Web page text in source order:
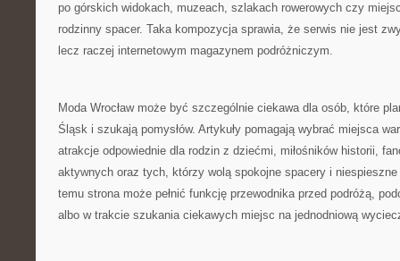
po górskich widokach, muzeach, szlakach rowerowych czy
rodzinny spacer. Taka kompozycja sprawia, że serwis nie jest
lecz raczej internetowym magazynem podróżniczym.
Moda Wrocław może być szczególnie ciekawa dla osób, które
Śląsk i szukają pomysłów. Artykuły pomagają wybrać miejsca
atrakcje odpowiednie dla rodzin z dziećmi, miłośników historii,
aktywnych oraz tych, którzy wolą spokojne spacery i
temu strona może pełnić funkcję przewodnika przed podróżą,
albo w trakcie szukania ciekawych miejsc na jednodniową